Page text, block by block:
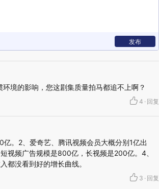
发布
境的影响，您这剧集质量拍马都追不上啊？
4 · 回复
。2、爱奇艺、腾讯视频会员大概分别1亿出
视频广告规模是800亿，长视频是200亿。4、
都没看到好的增长曲线。
3 · 回复